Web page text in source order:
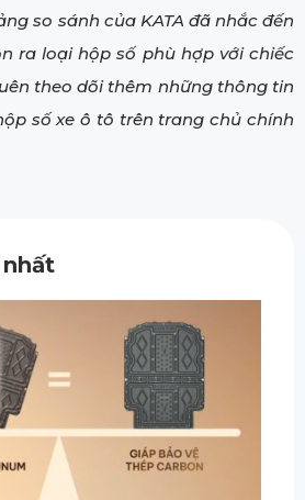
so sánh của KATA đã nhắc đến
ra loại hộp số phù hợp với chiếc
theo dõi thêm những thông tin
số xe ô tô trên trang chủ chính